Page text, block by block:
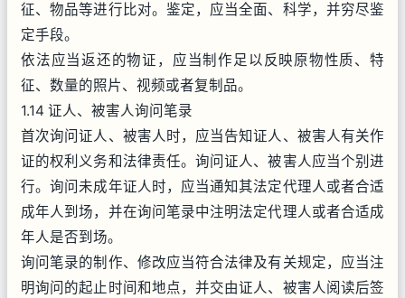
征、物品等进行比对。鉴定，应当全面、科学，并穷尽鉴
定手段。
依法应当返还的物证，应当制作足以反映原物性质、特
征、数量的照片、视频或者复制品。
1.14 证人、被害人询问笔录
首次询问证人、被害人时，应当告知证人、被害人有关作
证的权利义务和法律责任。询问证人、被害人应当个别进
行。询问未成年证人时，应当通知其法定代理人或者合适
成年人到场，并在询问笔录中注明法定代理人或者合适成
年人是否到场。
询问笔录的制作、修改应当符合法律及有关规定，应当注
明询问的起止时间和地点，并交由证人、被害人阅读后签